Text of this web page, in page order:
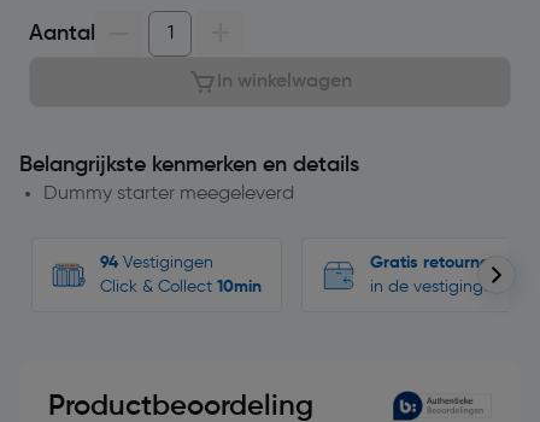
Aantal
In winkelwagen
Belangrijkste kenmerken en details
Dummy starter meegeleverd
94 Vestigingen
Click & Collect 10min
Gratis retourneren
in de vestigingen
Productbeoordeling